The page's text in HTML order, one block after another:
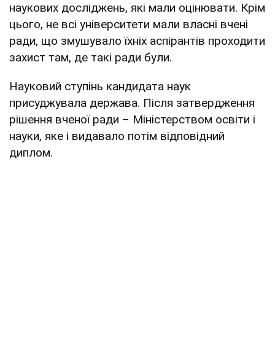
наукових досліджень, які мали оцінювати. Крім
цього, не всі університети мали власні вчені
ради, що змушувало їхніх аспірантів проходити
захист там, де такі ради були.
Науковий ступінь кандидата наук
присуджувала держава. Після затвердження
рішення вченої ради – Міністерством освіти і
науки, яке і видавало потім відповідний
диплом.